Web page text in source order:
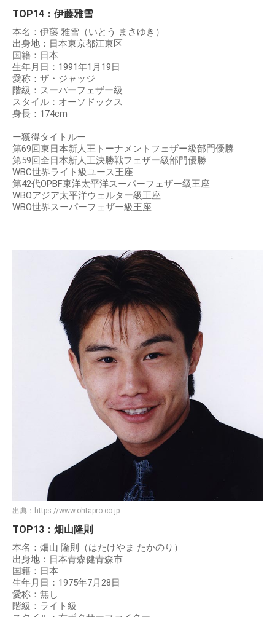
TOP14：伊藤雅雪
本名：伊藤 雅雪（いとう まさゆき）
出身地：日本東京都江東区
国籍：日本
生年月日：1991年1月19日
愛称：ザ・ジャッジ
階級：スーパーフェザー級
スタイル：オーソドックス
身長：174cm
ー獲得タイトルー
第69回東日本新人王トーナメントフェザー級部門優勝
第59回全日本新人王決勝戦フェザー級部門優勝
WBC世界ライト級ユース王座
第42代OPBF東洋太平洋スーパーフェザー級王座
WBOアジア太平洋ウェルター級王座
WBO世界スーパーフェザー級王座
出典： https://www.ohtapro.co.jp
TOP13：畑山隆則
本名：畑山 隆則（はたけやま たかのり）
出身地：日本青森健青森市
国籍：日本
生年月日：1975年7月28日
愛称：無し
階級：ライト級